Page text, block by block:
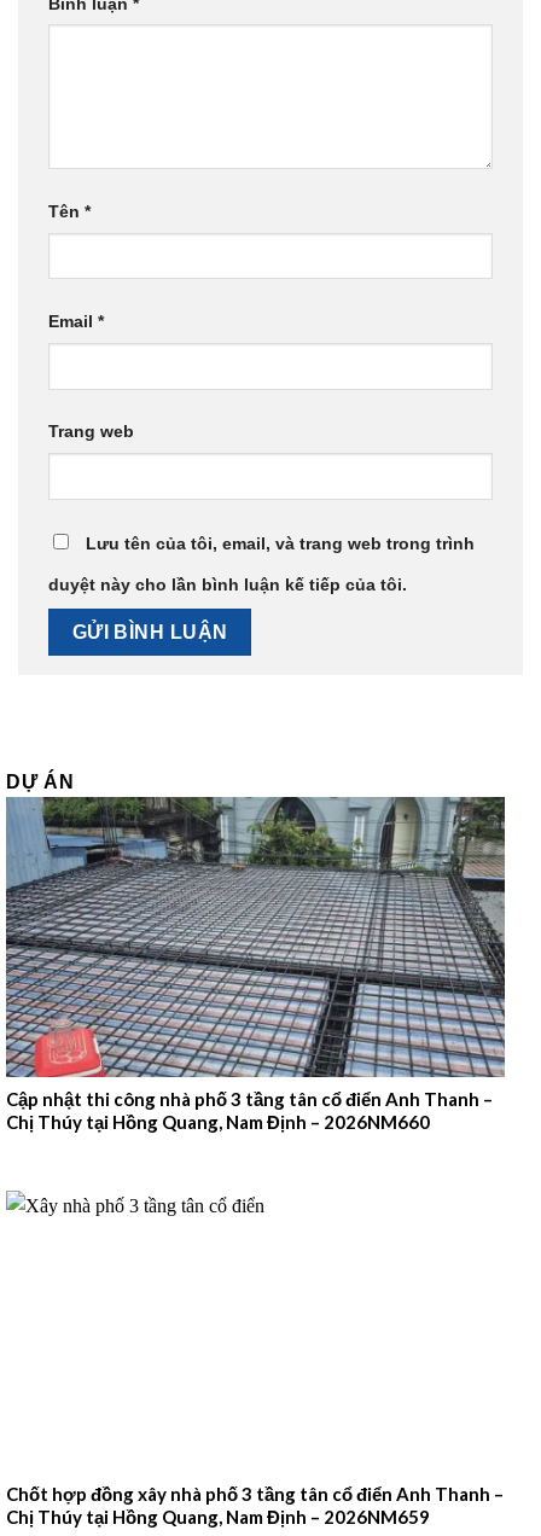
Tên *
Email *
Trang web
Lưu tên của tôi, email, và trang web trong trình
duyệt này cho lần bình luận kế tiếp của tôi.
DỰ ÁN
Cập nhật thi công nhà phố 3 tầng tân cổ điển Anh Thanh –
Chị Thúy tại Hồng Quang, Nam Định – 2026NM660
Chốt hợp đồng xây nhà phố 3 tầng tân cổ điển Anh Thanh –
Chị Thúy tại Hồng Quang, Nam Định – 2026NM659